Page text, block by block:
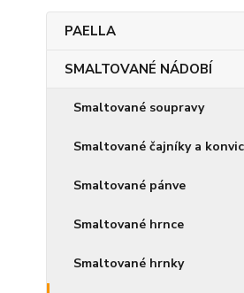
PAELLA
SMALTOVANÉ NÁDOBÍ
Smaltované soupravy
Smaltované čajníky a
Smaltované pánve
Smaltované hrnce
Smaltované hrnky